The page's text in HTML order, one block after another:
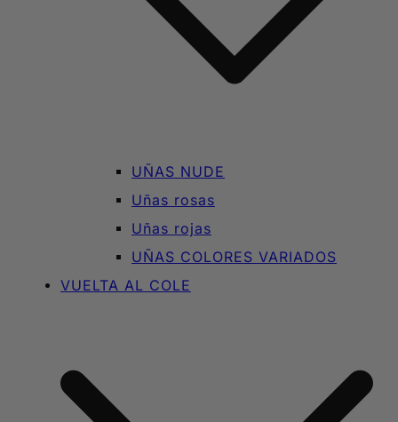
UÑAS NUDE
Uñas rosas
Uñas rojas
UÑAS COLORES VARIADOS
VUELTA AL COLE